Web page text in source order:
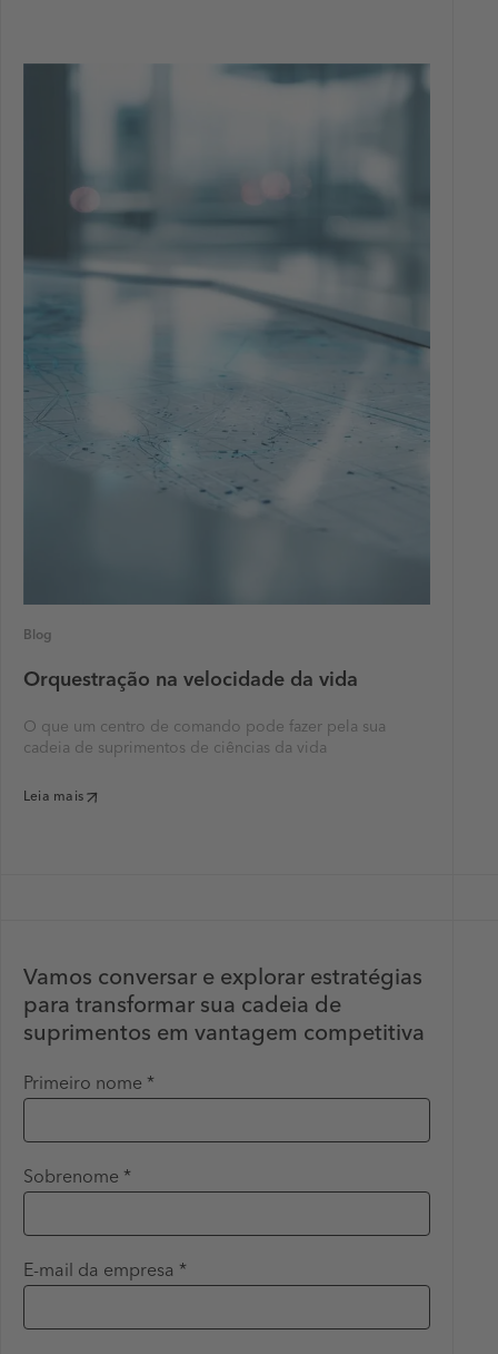
Blog
Orquestração na velocidade da vida
O que um centro de comando pode fazer pela sua
cadeia de suprimentos de ciências da vida
Leia mais
Vamos conversar e explorar estratégias
para transformar sua cadeia de
suprimentos em vantagem competitiva
Primeiro nome *
Sobrenome *
E-mail da empresa *